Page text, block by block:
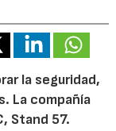
la seguridad,
La compañía
Stand 57.